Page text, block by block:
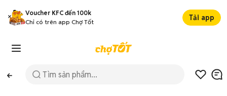
Voucher KFC đến 100k
Chỉ có trên app Chợ Tốt
Tải app